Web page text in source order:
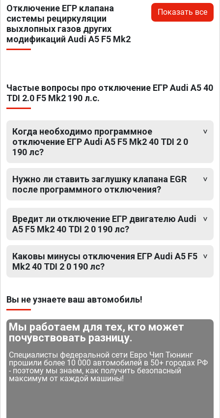
Отключение ЕГР клапана
системы рециркуляции
выхлопных газов других
модификаций Audi A5 F5 Mk2
Показать все
Частые вопросы про отключение ЕГР Audi A5 40
TDI 2.0 F5 Mk2 190 л.с.
Когда необходимо программное
отключение ЕГР Audi A5 F5 Mk2 40 TDI 2 0
190 лс?
Нужно ли ставить заглушку клапана EGR
после программного отключения?
Вредит ли отключение ЕГР двигателю Audi
A5 F5 Mk2 40 TDI 2 0 190 лс?
Каковы минусы отключения ЕГР Audi A5 F5
Mk2 40 TDI 2 0 190 лс?
Вы не узнаете ваш автомобиль!
Мы работаем для тех, кто может
почувствовать разницу.
Специалисты федеральной сети Евро Чип Тюнинг
прошили более 10 000 автомобилей в 50+ городах РФ
- поэтому мы знаем, как получить безопасный
максимум от каждой машины!